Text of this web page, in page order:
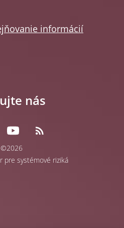
informácií
©2026
pre systémové riziká
nás